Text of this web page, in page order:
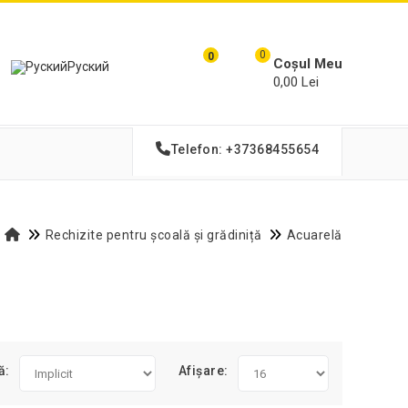
Руский
0 0
Coșul Meu
0,00 Lei
Telefon: +37368455654
Rechizite pentru școală și grădiniță Acuarelă
Afișare: